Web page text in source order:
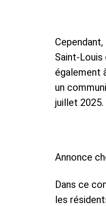
Saint-
également
un
juillet 2025.
Annonce
​Dans ce
les